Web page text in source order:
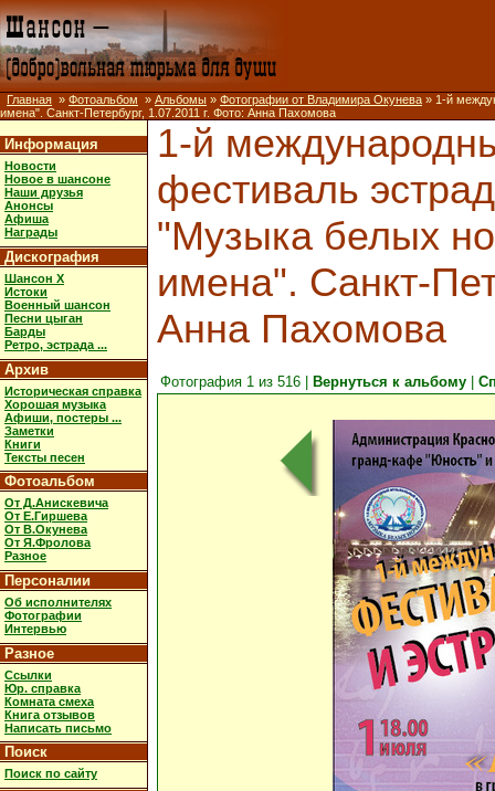
Главная » Фотоальбом » Альбомы » Фотографии от Владимира Окунева » 1-й
имена". Санкт-Петербург, 1.07.2011 г. Фото: Анна Пахомова
Информация
Новости
Новое в шансоне
Наши друзья
Анонсы
Афиша
Награды
Дискография
Шансон X
Истоки
Военный шансон
Песни цыган
Барды
Ретро, эстрада ...
Архив
Историческая справка
Хорошая музыка
Афиши, постеры ...
Заметки
Книги
Тексты песен
Фотоальбом
От Д.Анискевича
От Е.Гиршева
От В.Окунева
От Я.Фролова
Разное
Персоналии
Об исполнителях
Фотографии
Интервью
Разное
Ссылки
Юр. справка
Комната смеха
Книга отзывов
Написать письмо
Поиск
Поиск по сайту
1-й
фестиваль
"Музыка белых
имена". Санкт-
Анна Пахомова
Фотография 1 из 516 | Вернуться к альбому